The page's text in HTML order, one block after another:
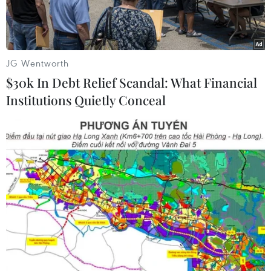
Bệnh nhân COVID-19. (Ảnh: Đinh Hằng/TTXVN)
Bản tin phòng chống dịch COVID-19 ngày 28/9
của Bộ Y tế cho biết có 18 ca COVID-19 mới.
Tình hình dịch COVID-19 tại Việt Nam
Kể từ đầu dịch đến nay Việt Nam có 11.623.667
ca COVID-19, đứng thứ 13/231 quốc gia và vùng
JG Wentworth
$30k In Debt Relief Scandal: What Financial
Institutions Quietly Conceal